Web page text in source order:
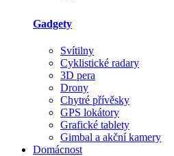
Gadgety
Svítilny
Cyklistické radary
3D pera
Drony
Chytré přívěsky
GPS lokátory
Grafické tablety
Gimbal a akční kamery
Domácnost